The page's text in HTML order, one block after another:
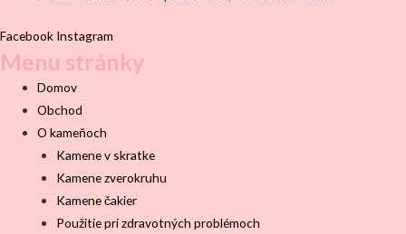
Facebook Instagram
Menu stránky
Domov
Obchod
O kameňoch
Kamene v skratke
Kamene zverokruhu
Kamene čakier
Použitie pri zdravotných problémoch